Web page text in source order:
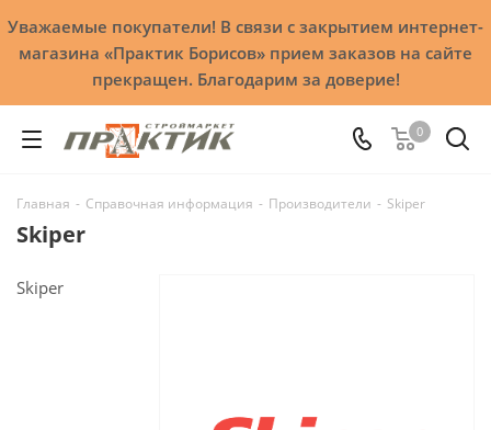
Уважаемые покупатели! В связи с закрытием интернет-
магазина «Практик Борисов» прием заказов на сайте
прекращен. Благодарим за доверие!
0
Главная - Справочная информация - Производители - Skiper
Skiper
Skiper